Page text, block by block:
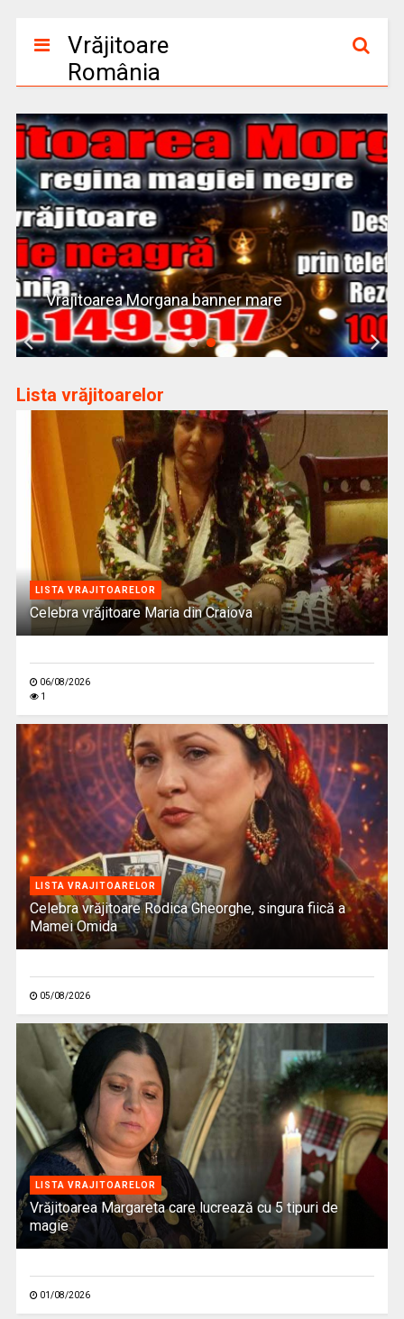
Vrăjitoare
România
Vrajitoarea Morgana banner mare
Lista vrăjitoarelor
LISTA VRAJITOARELOR
Celebra vrăjitoare Maria din Craiova
06/08/2026
1
LISTA VRAJITOARELOR
Celebra vrăjitoare Rodica Gheorghe, singura fiică a
Mamei Omida
05/08/2026
LISTA VRAJITOARELOR
Vrăjitoarea Margareta care lucrează cu 5 tipuri de
magie
01/08/2026